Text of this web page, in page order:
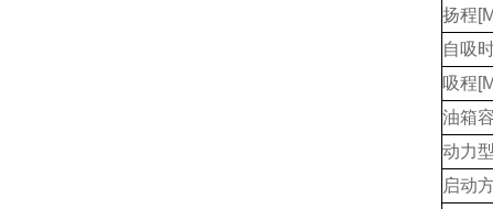
扬程
自吸
吸程
油箱
动力
启动